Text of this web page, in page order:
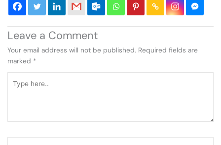
Leave a Comment
Your email address will not be published. Required fields are
marked *
here..